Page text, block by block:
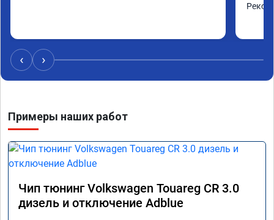
‹ ›
Примеры наших работ
Чип тюнинг Volkswagen Touareg CR 3.0
дизель и отключение Adblue